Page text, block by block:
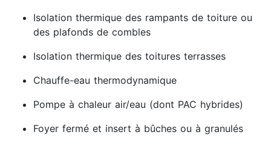
Isolation thermique des rampants de toiture ou
des plafonds de combles
Isolation thermique des toitures terrasses
Chauffe-eau thermodynamique
Pompe à chaleur air/eau (dont PAC hybrides)
Foyer fermé et insert à bûches ou à granulés